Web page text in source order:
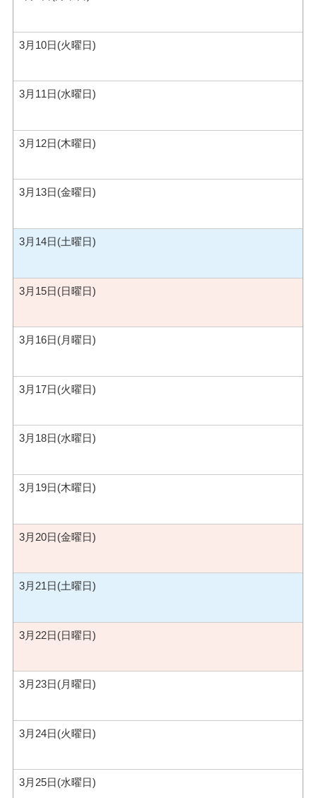
3月10日(火曜日)
3月11日(水曜日)
3月12日(木曜日)
3月13日(金曜日)
3月14日(土曜日)
3月15日(日曜日)
3月16日(月曜日)
3月17日(火曜日)
3月18日(水曜日)
3月19日(木曜日)
3月20日(金曜日)
3月21日(土曜日)
3月22日(日曜日)
3月23日(月曜日)
3月24日(火曜日)
3月25日(水曜日)